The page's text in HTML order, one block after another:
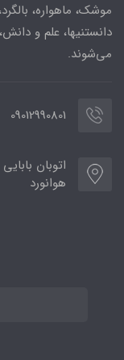
موشک، ماهواره،
دانستنیها، علم و
می‌شوند.
09012990801
هوانورد